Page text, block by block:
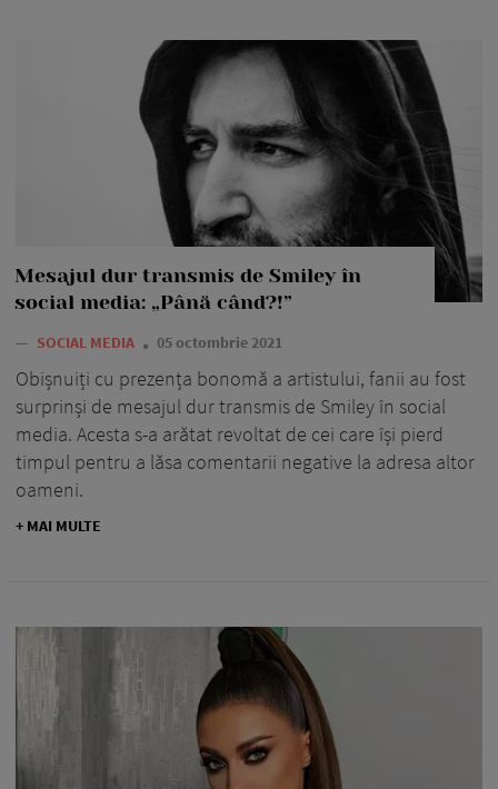
Mesajul dur transmis de Smiley în
social media: „Până când?!”
— SOCIAL MEDIA 05 octombrie 2021
Obișnuiți cu prezența bonomă a artistului, fanii au fost
surprinși de mesajul dur transmis de Smiley în social
media. Acesta s-a arătat revoltat de cei care își pierd
timpul pentru a lăsa comentarii negative la adresa altor
oameni.
+ MAI MULTE